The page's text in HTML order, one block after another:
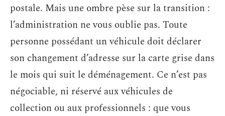
postale. Mais une ombre pèse sur la transition :
l’administration ne vous oublie pas. Toute
personne possédant un véhicule doit déclarer
son changement d’adresse sur la carte grise dans
le mois qui suit le déménagement. Ce n’est pas
négociable, ni réservé aux véhicules de
collection ou aux professionnels : que vous